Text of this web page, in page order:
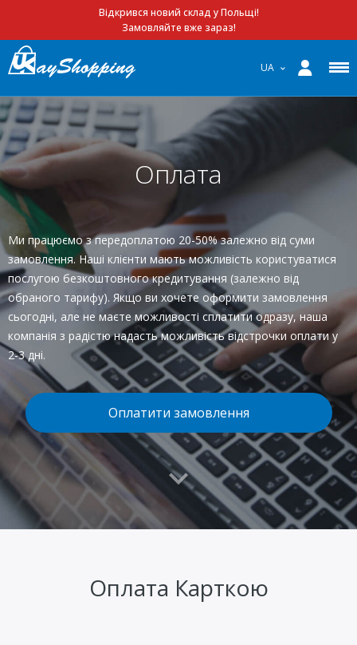
Відкрився новий склад у Польщі!
Замовляйте вже зараз!
UA
Оплата
Ми працюємо з передоплатою 20-50% залежно від суми
замовлення. Наші клієнти мають можливість користуватися
послугою безкоштовного кредитування (залежно від
обраного тарифу). Якщо ви хочете оформити замовлення
сьогодні, але не маєте можливості сплатити одразу, наша
компанія з радістю надасть можливість відстрочки оплати у
2-3 дні.
Оплатити замовлення
Оплата Карткою